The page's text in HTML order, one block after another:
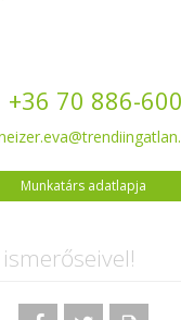
+36 70 886-
Munkatárs adatlapja
ismerőseivel!